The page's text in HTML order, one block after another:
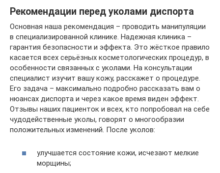
Рекомендации перед уколами диспорта
Основная наша рекомендация – проводить манипуляции
в специализированной клинике. Надежная клиника –
гарантия безопасности и эффекта. Это жёсткое правило
касается всех серьёзных косметологических процедур, в
особенности связанных с уколами. На консультации
специалист изучит вашу кожу, расскажет о процедуре.
Его задача – максимально подробно рассказать вам о
нюансах диспорта и через какое время виден эффект.
Отзывы наших пациенток и всех, кто попробовал на себе
чудодейственные уколы, говорят о многообразии
положительных изменений. После уколов:
улучшается состояние кожи, исчезают мелкие
морщины;